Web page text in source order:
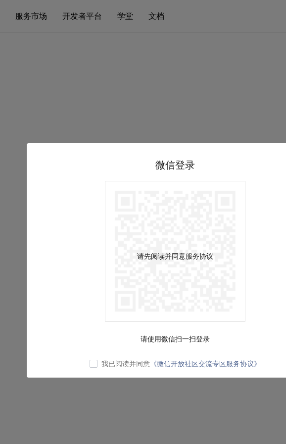
服务市场 开发者平台 学堂 文档
微信登录
请先阅读并同意服务协议
请使用微信扫一扫登录
我已阅读并同意 《微信开放社区交流专区服务协议》